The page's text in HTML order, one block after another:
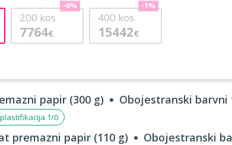
200 kos
7764€
-0%
400 kos
15442€
-1%
papir (300 g) Obojestranski barvni
1/0
premazni papir (110 g) Obojestranski